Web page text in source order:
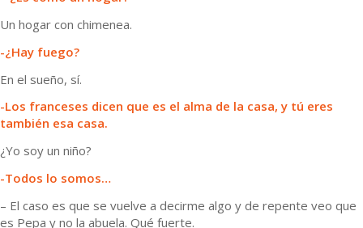
Un hogar con chimenea.
-¿Hay fuego?
En el sueño, sí.
-Los franceses dicen que es el alma de la casa, y tú eres
también esa casa.
¿Yo soy un niño?
-Todos lo somos…
– El caso es que se vuelve a decirme algo y de repente veo que
es Pepa y no la abuela. Qué fuerte.